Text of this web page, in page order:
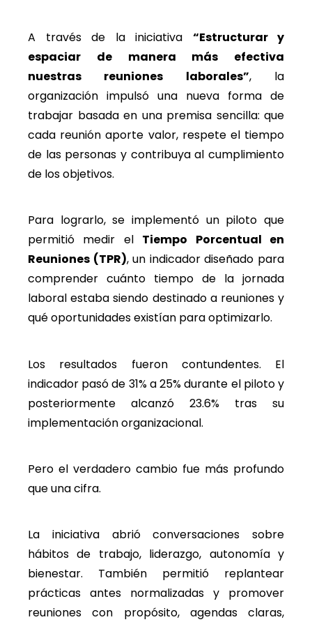
A través de la iniciativa “Estructurar y
espaciar de manera más efectiva
nuestras reuniones laborales”, la
organización impulsó una nueva forma de
trabajar basada en una premisa sencilla: que
cada reunión aporte valor, respete el tiempo
de las personas y contribuya al cumplimiento
de los objetivos.
Para lograrlo, se implementó un piloto que
permitió medir el Tiempo Porcentual en
Reuniones (TPR), un indicador diseñado para
comprender cuánto tiempo de la jornada
laboral estaba siendo destinado a reuniones y
qué oportunidades existían para optimizarlo.
Los resultados fueron contundentes. El
indicador pasó de 31% a 25% durante el piloto y
posteriormente alcanzó 23.6% tras su
implementación organizacional.
Pero el verdadero cambio fue más profundo
que una cifra.
La iniciativa abrió conversaciones sobre
hábitos de trabajo, liderazgo, autonomía y
bienestar. También permitió replantear
prácticas antes normalizadas y promover
reuniones con propósito, agendas claras,